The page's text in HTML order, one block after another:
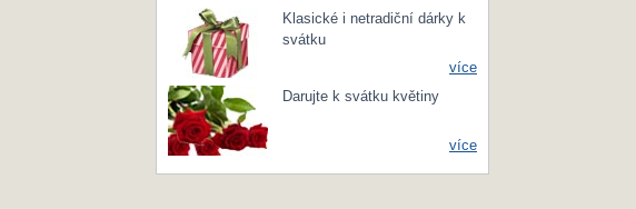
Klasické i netradiční dárky k
svátku
více
Darujte k svátku květiny
více